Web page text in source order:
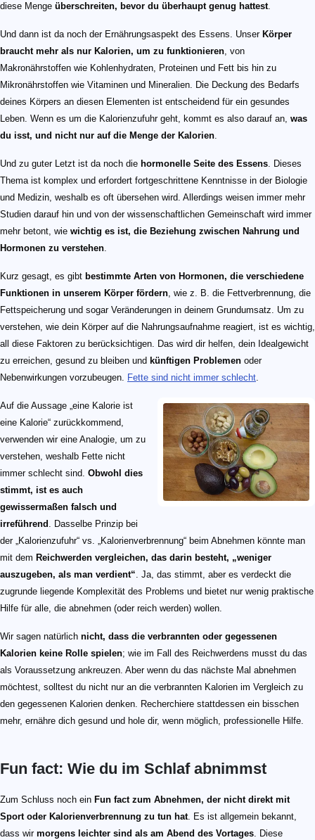
diese Menge überschreiten, bevor du überhaupt genug hattest.
Und dann ist da noch der Ernährungsaspekt des Essens. Unser Körper
braucht mehr als nur Kalorien, um zu funktionieren, von
Makronährstoffen wie Kohlenhydraten, Proteinen und Fett bis hin zu
Mikronährstoffen wie Vitaminen und Mineralien. Die Deckung des Bedarfs
deines Körpers an diesen Elementen ist entscheidend für ein gesundes
Leben. Wenn es um die Kalorienzufuhr geht, kommt es also darauf an, was
du isst, und nicht nur auf die Menge der Kalorien.
Und zu guter Letzt ist da noch die hormonelle Seite des Essens. Dieses
Thema ist komplex und erfordert fortgeschrittene Kenntnisse in der Biologie
und Medizin, weshalb es oft übersehen wird. Allerdings weisen immer mehr
Studien darauf hin und von der wissenschaftlichen Gemeinschaft wird immer
mehr betont, wie wichtig es ist, die Beziehung zwischen Nahrung und
Hormonen zu verstehen.
Kurz gesagt, es gibt bestimmte Arten von Hormonen, die verschiedene
Funktionen in unserem Körper fördern, wie z. B. die Fettverbrennung, die
Fettspeicherung und sogar Veränderungen in deinem Grundumsatz. Um zu
verstehen, wie dein Körper auf die Nahrungsaufnahme reagiert, ist es wichtig,
all diese Faktoren zu berücksichtigen. Das wird dir helfen, dein Idealgewicht
zu erreichen, gesund zu bleiben und künftigen Problemen oder
Nebenwirkungen vorzubeugen. Fette sind nicht immer schlecht.
Auf die Aussage „eine Kalorie ist
eine Kalorie“ zurückkommend,
verwenden wir eine Analogie, um zu
verstehen, weshalb Fette nicht
immer schlecht sind. Obwohl dies
stimmt, ist es auch
gewissermaßen falsch und
irreführend . Dasselbe Prinzip bei
der „Kalorienzufuhr“ vs. „Kalorienverbrennung“ beim Abnehmen könnte man
mit dem Reichwerden vergleichen, das darin besteht, „weniger
auszugeben, als man verdient“. Ja, das stimmt, aber es verdeckt die
zugrunde liegende Komplexität des Problems und bietet nur wenig praktische
Hilfe für alle, die abnehmen (oder reich werden) wollen.
Wir sagen natürlich nicht, dass die verbrannten oder gegessenen
Kalorien keine Rolle spielen; wie im Fall des Reichwerdens musst du das
als Voraussetzung ankreuzen. Aber wenn du das nächste Mal abnehmen
möchtest, solltest du nicht nur an die verbrannten Kalorien im Vergleich zu
den gegessenen Kalorien denken. Recherchiere stattdessen ein bisschen
mehr, ernähre dich gesund und hole dir, wenn möglich, professionelle Hilfe.
Fun fact: Wie du im Schlaf abnimmst
Zum Schluss noch ein Fun fact zum Abnehmen, der nicht direkt mit
Sport oder Kalorienverbrennung zu tun hat. Es ist allgemein bekannt,
dass wir morgens leichter sind als am Abend des Vortages. Diese